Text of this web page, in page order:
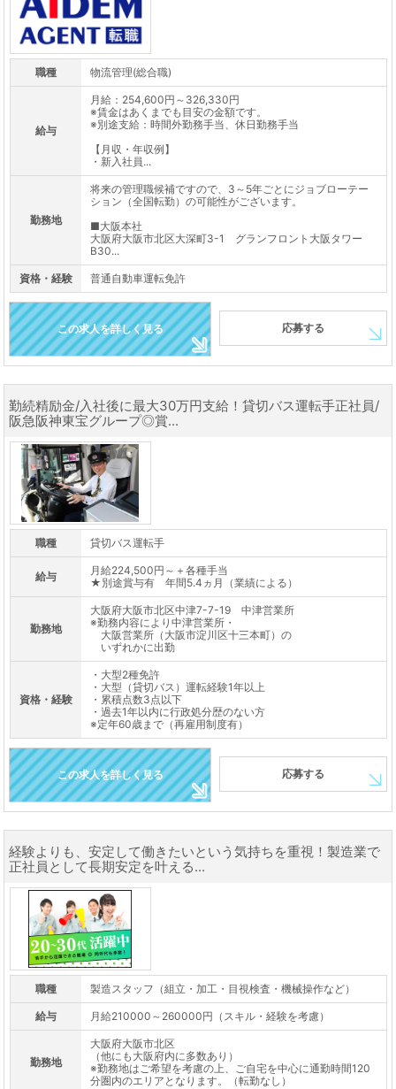
職種 物流管理(総合職)
給与
月給：254,600円～326,330円
※賃金はあくまでも目安の金額です。
※別途支給：時間外勤務手当、休日勤務手当
【月収・年収例】
・新入社員...
勤務地
将来の管理職候補ですので、3～5年ごとにジョブローテー
ション（全国転勤）の可能性がございます。
■大阪本社
大阪府大阪市北区大深町3-1 グランフロント大阪タワー
B30...
資格・経験 普通自動車運転免許
この求人を詳しく見る 応募する
勤続精励金/入社後に最大30万円支給！貸切バス運転手正社員/
阪急阪神東宝グループ◎賞...
職種 貸切バス運転手
給与
月給224,500円～＋各種手当
★別途賞与有 年間5.4ヵ月（業績による）
勤務地
大阪府大阪市北区中津7-7-19 中津営業所
※勤務内容により中津営業所・
大阪営業所（大阪市淀川区十三本町）の
いずれかに出勤
資格・経験
・大型2種免許
・大型（貸切バス）運転経験1年以上
・累積点数3点以下
・過去1年以内に行政処分歴のない方
※定年60歳まで（再雇用制度有）
この求人を詳しく見る 応募する
経験よりも、安定して働きたいという気持ちを重視！製造業で
正社員として長期安定を叶える...
職種 製造スタッフ（組立・加工・目視検査・機械操作など）
給与 月給210000～260000円（スキル・経験を考慮）
勤務地
大阪府大阪市北区
（他にも大阪府内に多数あり）
※勤務地はご希望を考慮の上、ご自宅を中心に通勤時間120
分圏内のエリアとなります。（転勤なし）